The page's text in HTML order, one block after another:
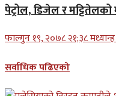
पेट्रोल, डिजेल र
फाल्गुन १९, २०७८ २१;३८
सर्वाधिक पढिएको